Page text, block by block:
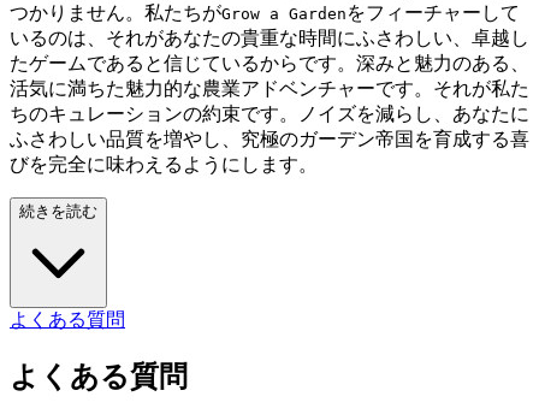
つかりません。私たちがGrow a Garden をフィーチャーして
いるのは、それがあなたの貴重な時間にふさわしい、卓越し
たゲームであると信じているからです。深みと魅力のある、
活気に満ちた魅力的な農業アドベンチャーです。それが私た
ちのキュレーションの約束です。ノイズを減らし、あなたに
ふさわしい品質を増やし、究極のガーデン帝国を育成する喜
びを完全に味わえるようにします。
続きを読む
よくある質問
よくある質問